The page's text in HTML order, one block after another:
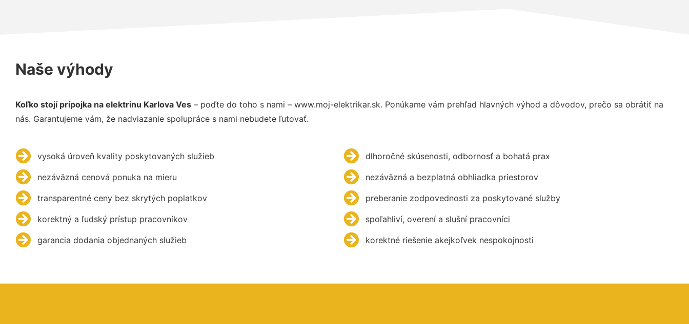
Naše výhody
Koľko stojí prípojka na elektrinu Karlova Ves – poďte do toho s nami – www.moj-elektrikar.sk. Ponúkame vám prehľad hlavných výhod a dôvodov, prečo sa obrátiť na
nás. Garantujeme vám, že nadviazanie spolupráce s nami nebudete ľutovať.
vysoká úroveň kvality poskytovaných služieb
nezáväzná cenová ponuka na mieru
transparentné ceny bez skrytých poplatkov
korektný a ľudský prístup pracovníkov
garancia dodania objednaných služieb
dlhoročné skúsenosti, odbornosť a bohatá prax
nezáväzná a bezplatná obhliadka priestorov
preberanie zodpovednosti za poskytované služby
spoľahliví, overení a slušní pracovníci
korektné riešenie akejkoľvek nespokojnosti